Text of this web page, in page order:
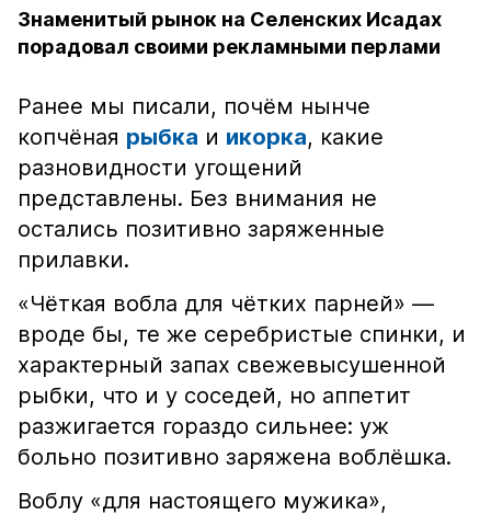
Знаменитый рынок на Селенских Исадах
порадовал своими рекламными перлами
Ранее мы писали, почём нынче
копчёная рыбка и икорка, какие
разновидности угощений
представлены. Без внимания не
остались позитивно заряженные
прилавки.
«Чёткая вобла для чётких парней» —
вроде бы, те же серебристые спинки, и
характерный запах свежевысушенной
рыбки, что и у соседей, но аппетит
разжигается гораздо сильнее: уж
больно позитивно заряжена воблёшка.
Воблу «для настоящего мужика»,